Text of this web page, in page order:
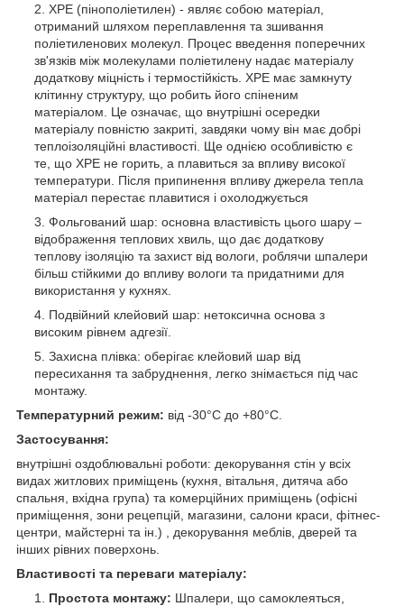
XPE (пінополіетилен) - являє собою матеріал,
отриманий шляхом переплавлення та зшивання
поліетиленових молекул. Процес введення поперечних
зв'язків між молекулами поліетилену надає матеріалу
додаткову міцність і термостійкість. XPE має замкнуту
клітинну структуру, що робить його спіненим
матеріалом. Це означає, що внутрішні осередки
матеріалу повністю закриті, завдяки чому він має добрі
теплоізоляційні властивості. Ще однією особливістю є
те, що ХРЕ не горить, а плавиться за впливу високої
температури. Після припинення впливу джерела тепла
матеріал перестає плавитися і охолоджується
Фольгований шар: основна властивість цього шару –
відображення теплових хвиль, що дає додаткову
теплову ізоляцію та захист від вологи, роблячи шпалери
більш стійкими до впливу вологи та придатними для
використання у кухнях.
Подвійний клейовий шар: нетоксична основа з
високим рівнем адгезії.
Захисна плівка: оберігає клейовий шар від
пересихання та забруднення, легко знімається під час
монтажу.
Температурний режим: від -30°C до +80°C.
Застосування:
внутрішні оздоблювальні роботи: декорування стін у всіх
видах житлових приміщень (кухня, вітальня, дитяча або
спальня, вхідна група) та комерційних приміщень (офісні
приміщення, зони рецепцій, магазини, салони краси, фітнес-
центри, майстерні та ін.) , декорування меблів, дверей та
інших рівних поверхонь.
Властивості та переваги матеріалу:
Простота монтажу: Шпалери, що самоклеяться,